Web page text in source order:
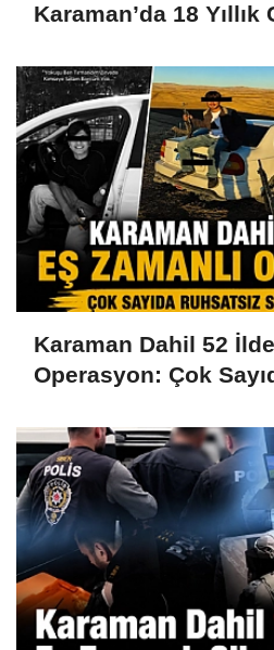
Karaman’da 18
Karaman Dahil 52
Operasyon: Çok